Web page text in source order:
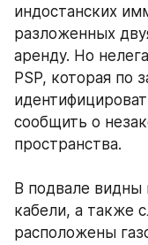
индостанских
разложенных
аренду. Но
PSP, которая по
сообщить о
пространства.
В подвале
кабели, а также
расположены